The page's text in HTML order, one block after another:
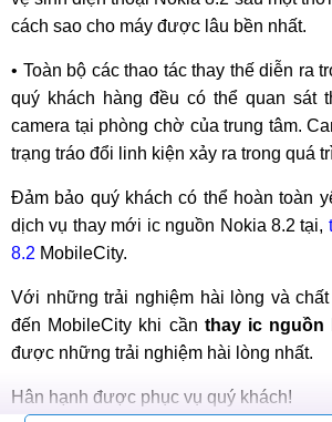
cách sao cho máy được lâu bền nhất.
• Toàn bộ các thao tác thay thế diễn ra
quý khách hàng đều có thể quan sát
camera tại phòng chờ của trung tâm.
trạng tráo đổi linh kiện xảy ra trong quá
Đảm bảo quý khách có thể hoàn toàn
dịch vụ thay mới ic nguồn Nokia 8.2 tại,
8.2 MobileCity.
Với những trải nghiệm hài lòng và
đến MobileCity khi cần thay ic nguồn
được những trải nghiệm hài lòng nhất.
Hân hạnh được phục vụ quý khách!